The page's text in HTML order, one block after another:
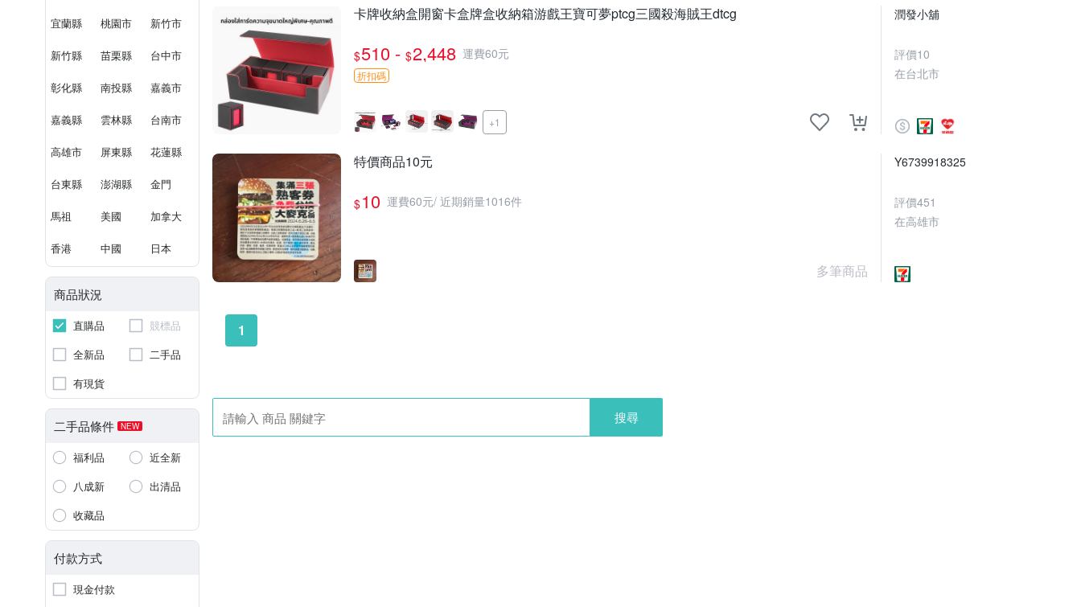
宜蘭縣 桃園市 新竹市
新竹縣 苗栗縣 台中市
彰化縣 南投縣 嘉義市
嘉義縣 雲林縣 台南市
高雄市 屏東縣 花蓮縣
台東縣 澎湖縣 金門
馬祖 美國 加拿大
香港 中國 日本
商品狀況
直購品
競標品
全新品
二手品
有現貨
二手品條件 NEW
福利品
近全新
八成新
出清品
收藏品
付款方式
現金付款
卡牌收納盒開窗卡盒牌盒收納箱游戲王寶可夢ptcg三國殺海賊王dtcg
$510 - $2,448 運費60元
折扣碼
+1
潤發小舖
評價10
在台北市
特價商品10元
$10 運費60元/ 近期銷量1016件
多筆商品
Y6739918325
評價451
在高雄市
1
搜尋